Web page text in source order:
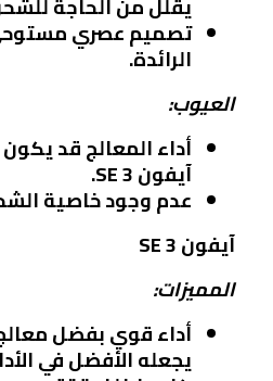
تصميم عصري
الرائدة.
العيوب:
أداء المعالج قد
آيفون SE 3.
عدم وجود خاصية
آيفون SE 3
المميزات:
يجعله الأفضل في